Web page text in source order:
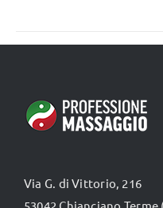
Via G. di Vittorio, 216